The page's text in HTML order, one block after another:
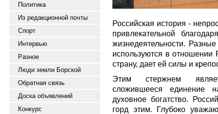
Политика
Из редакционной почты
Спорт
Интервью
Разное
Люди земли Борской
Обратная связь
Доска объявлений
Конкурс
Российская история -
привлекательной
жизнедеятельности.
используются в отношении
страну, дает ей силы и
Этим стержнем
сложившееся единение
духовное богатство.
горд этим. Глубоко